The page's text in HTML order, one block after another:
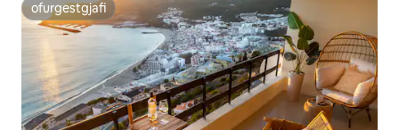
ofurgestgjafi
ofurgestgjafi